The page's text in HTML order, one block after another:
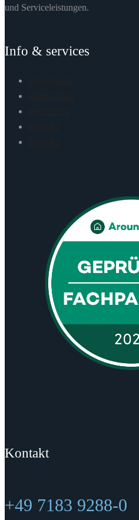
und Serviceleistungen.
Info & services
Kontakt
+49 7183 9288-0